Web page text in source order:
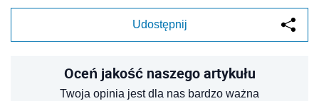
Udostępnij
Oceń jakość naszego artykułu
Twoja opinia jest dla nas bardzo ważna